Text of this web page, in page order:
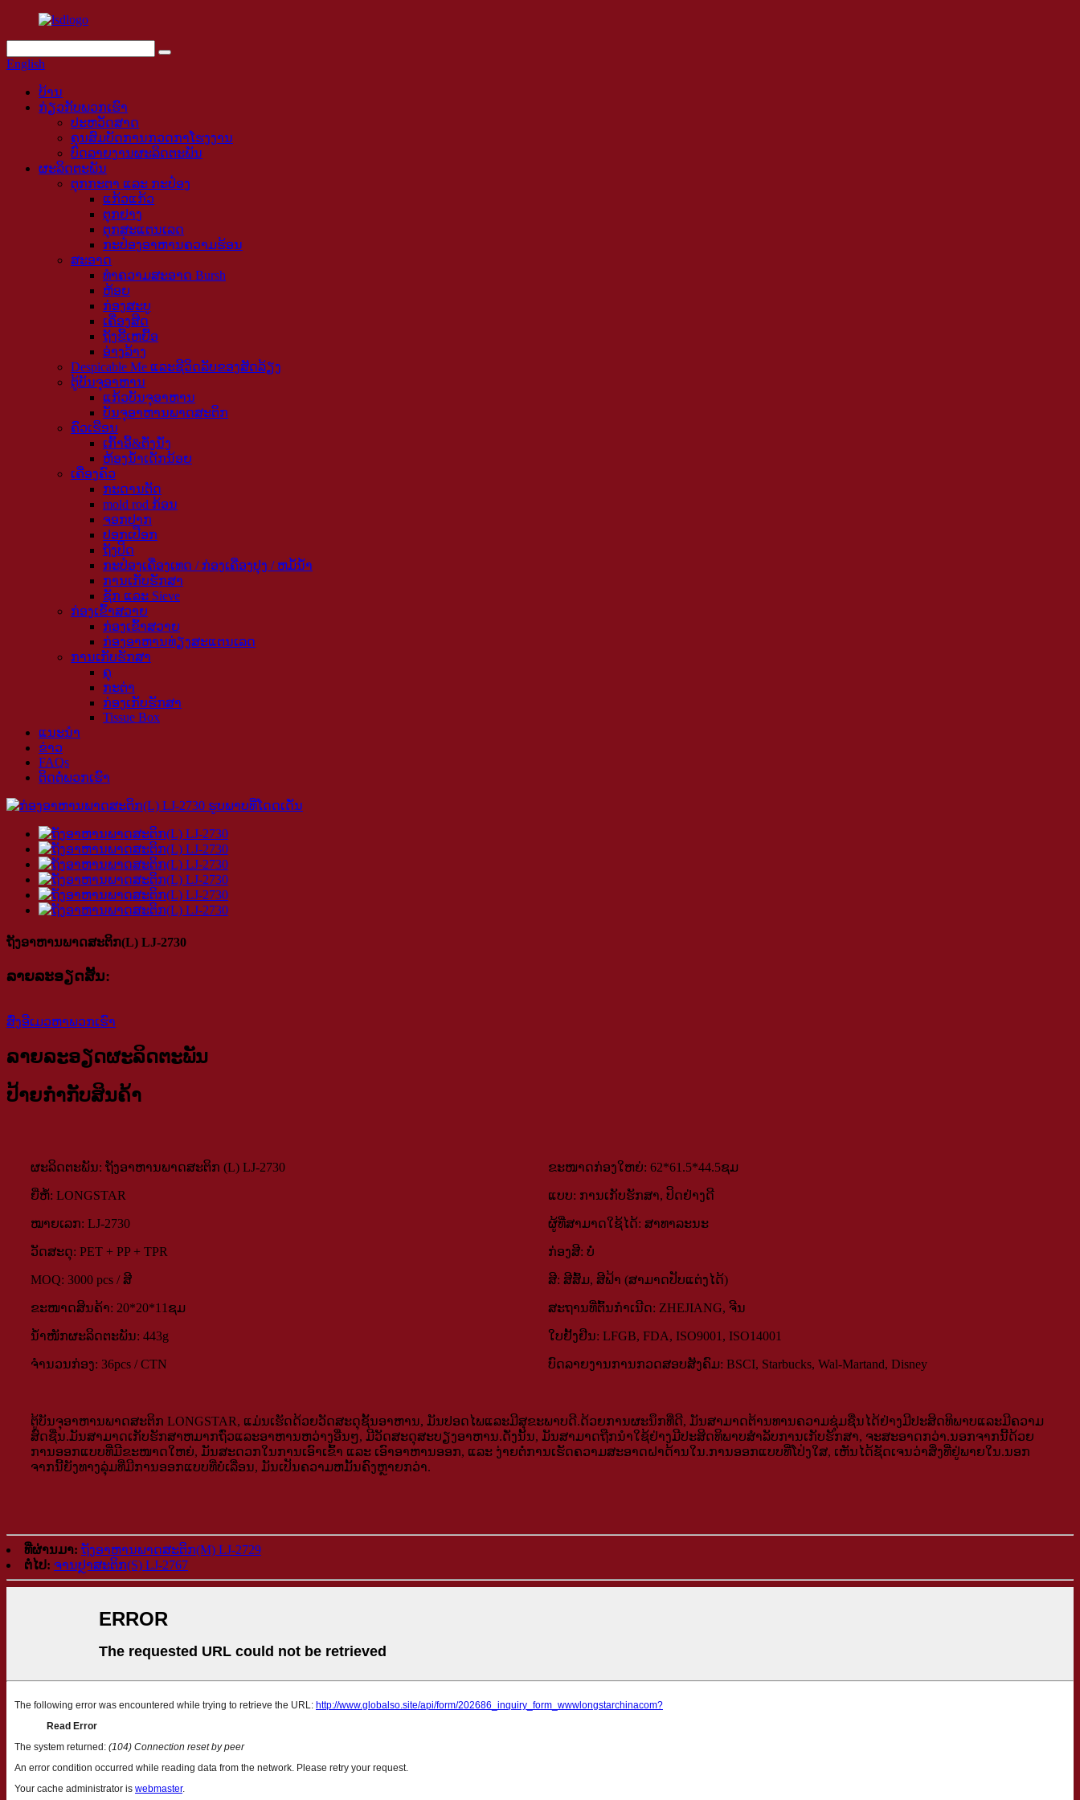
English
ບ້ານ
ກ່ຽວ​ກັບ​ພວກ​ເຮົາ
ປະຫວັດສາດ
ຄຸນສົມບັດການກວດກາໂຮງງານ
ບົດລາຍງານຜະລິດຕະພັນ
ຜະລິດຕະພັນ
ຕຸກກະຕາ ແລະ ກະປ໋ອງ
ແກ້ວແກ້ວ
ຕຸກຢາງ
ຕຸກສະແຕນເລດ
ກະປ໋ອງອາຫານຄວາມຮ້ອນ
ສະອາດ
ທໍາຄວາມສະອາດ Bursh
ຫ້ອຍ
ກ່ອງສະບູ
ເຄື່ອງສີດ
ຖັງຂີ້ເຫຍື້ອ
ອ່າງລ້າງ
Despicable Me ແລະຊີວິດລັບຂອງສັດລ້ຽງ
ຕູ້ບັນຈຸອາຫານ
ແກ້ວບັນຈຸອາຫານ
ບັນຈຸອາຫານພາດສະຕິກ
ຄົວເຮືອນ
ເກົ້າອີ້&ຕັ່ງນັ່ງ
ຫ້ອງນໍ້າເດັກນ້ອຍ
ເຄື່ອງຄົວ
ກະດານຕັດ
mold rod ກ້ອນ
ຈອກປາກ
ປອກເປືອກ
ຖັງປິດ
ກະປ໋ອງເຄື່ອງເທດ / ກ່ອງເຄື່ອງປຸງ / ຫມໍ້ນ້ໍາ
ການເກັບຮັກສາ
ຊັກ ແລະ Sieve
ກ່ອງ​ເຂົ້າ​ສວາຍ
ກ່ອງ​ເຂົ້າ​ສວາຍ
ກ່ອງອາຫານທ່ຽງສະແຕນເລດ
ການເກັບຮັກສາ
ຄຸ
ກະຕ່າ
ກ່ອງເກັບຮັກສາ
Tissue Box
ແນະນຳ
ຂ່າວ
FAQs
ຕິດ​ຕໍ່​ພວກ​ເຮົາ
ຖັງອາຫານພາດສະຕິກ(L) LJ-2730
ລາຍ​ລະ​ອຽດ​ສັ້ນ​:
ສົ່ງອີເມວຫາພວກເຮົາ
ລາຍລະອຽດຜະລິດຕະພັນ
ປ້າຍກຳກັບສິນຄ້າ
ຜະ​ລິດ​ຕະ​ພັນ: ຖັງອາຫານພາດສະຕິກ (L) LJ-2730
ຍີ່ຫໍ້: LONGSTAR
ໝາຍເລກ: LJ-2730
ວັດສະດຸ: PET + PP + TPR
MOQ: 3000 pcs / ສີ
ຂະໜາດສິນຄ້າ: 20*20*11ຊມ
ນ້ຳ​ໜັກ​ຜະ​ລິດ​ຕະ​ພັນ: 443g
ຈໍານວນກ່ອງ: 36pcs / CTN
ຂະໜາດກ່ອງໃຫຍ່: 62*61.5*44.5ຊມ
ແບບ: ການເກັບຮັກສາ, ປິດຢ່າງດີ
ຜູ້​ທີ່​ສາ​ມາດ​ໃຊ້​ໄດ້​: ສາ​ທາ​ລະ​ນະ​
ກ່ອງສີ: ບໍ່
ສີ: ສີສົ້ມ, ສີຟ້າ (ສາມາດປັບແຕ່ງໄດ້)
ສະ​ຖານ​ທີ່​ຕົ້ນ​ກໍາ​ເນີດ: ZHEJIANG, ຈີນ
ໃບຢັ້ງຢືນ: LFGB, FDA, ISO9001, ISO14001
ບົດລາຍງານການກວດສອບສັງຄົມ: BSCI, Starbucks, Wal-Martand, Disney
ຕູ້ບັນຈຸອາຫານພາດສະຕິກ LONGSTAR, ແມ່ນເຮັດດ້ວຍວັດສະດຸຊັ້ນອາຫານ, ມັນປອດໄພແລະມີສຸຂະພາບດີ.ດ້ວຍການຜະນຶກທີ່ດີ, ມັນສາມາດຕ້ານທານຄວາມຊຸ່ມຊື່ນໄດ້ຢ່າງມີປະສິດທິພາບແລະມີຄວາມ
ສົດຊື່ນ.ມັນ​ສາ​ມາດ​ເກັບ​ຮັກ​ສາ​ຫມາກ​ຖົ່ວ​ແລະ​ອາ​ຫານ​ຫວ່າງ​ອື່ນໆ​, ມີ​ວັດ​ສະ​ດຸ​ສະ​ບຽງ​ອາ​ຫານ​.ດັ່ງນັ້ນ, ມັນສາມາດຖືກນໍາໃຊ້ຢ່າງມີປະສິດທິພາບສໍາລັບການເກັບຮັກສາ, ຈະສະອາດກວ່າ.ນອກຈາກນີ້ດ້ວຍ
ການອອກແບບທີ່ມີຂະໜາດໃຫຍ່, ມັນສະດວກໃນການເອົາເຂົ້າ ແລະ ເອົາອາຫານອອກ, ແລະ ງ່າຍຕໍ່ການເຮັດຄວາມສະອາດຝາດ້ານໃນ.ການອອກແບບທີ່ໂປ່ງໃສ, ເຫັນໄດ້ຊັດເຈນວ່າສິ່ງທີ່ຢູ່ພາຍໃນ.ນອກ​
ຈາກ​ນີ້​ຍັງ​ທາງ​ລຸ່ມ​ທີ່​ມີ​ການ​ອອກ​ແບບ​ທີ່​ບໍ່​ເລື່ອນ​, ມັນ​ເປັນ​ຄວາມ​ຫມັ້ນ​ຄົງ​ຫຼາຍ​ກວ່າ​.
ທີ່ຜ່ານມາ: ຖັງອາຫານພາດສະຕິກ(M) LJ-2729
ຕໍ່ໄປ: ຈານປຼາສະຕິກ(S) LJ-2767